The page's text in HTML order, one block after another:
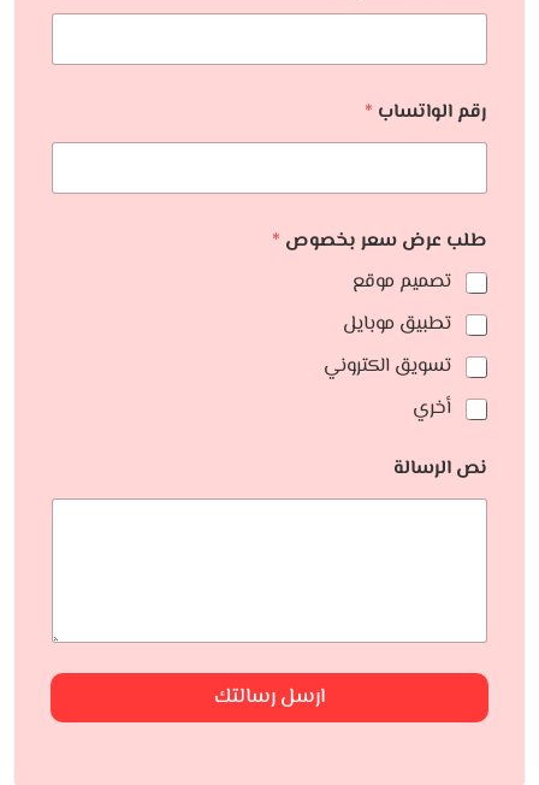
رقم الواتساب *
طلب عرض سعر بخصوص *
تصميم موقع
تطبيق موبايل
تسويق الكتروني
أخري
نص الرسالة
ارسل رسالتك